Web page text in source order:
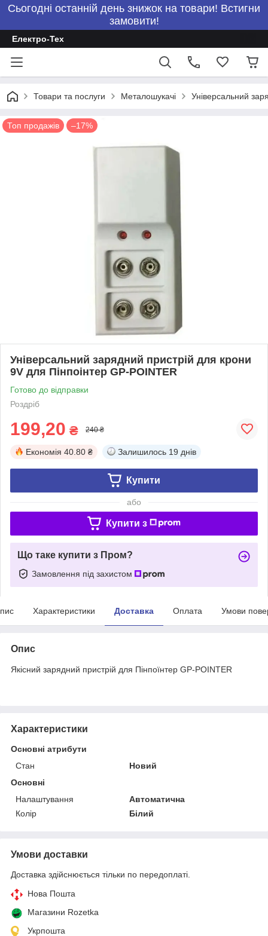
Сьогодні останній день знижок на товари! Встигни
замовити!
Електро-Тех
Товари та послуги Металошукачі Універсальний
Топ продажів –17%
Універсальний зарядний пристрій для крони
9V для Пінпоінтер GP-POINTER
Готово до відправки
Роздріб
199,20 ₴ 240 ₴
Економія 40.80 ₴ Залишилось 19 днів
Купити
або
Купити з
Що таке купити з Пром?
Замовлення під захистом
Характеристики Доставка Оплата Умови
Опис
Якісний зарядний пристрій для Пінпоїнтер GP-POINTER
Характеристики
Основні атрибути
Стан
Новий
Основні
Налаштування
Автоматична
Колір
Білий
Умови доставки
Доставка здійснюється тільки по передоплаті.
Нова Пошта
Магазини Rozetka
Укрпошта